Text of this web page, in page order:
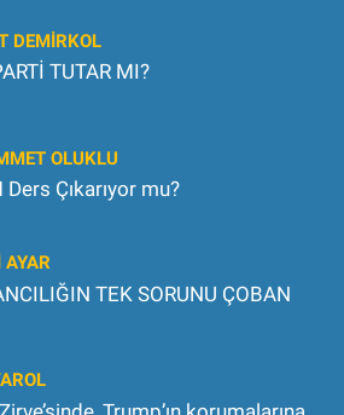
DEMIRKOL
TUTAR MI?
OLUKLU
Ders Çıkarıyor mu?
AYAR
TEK SORUNU ÇOBAN